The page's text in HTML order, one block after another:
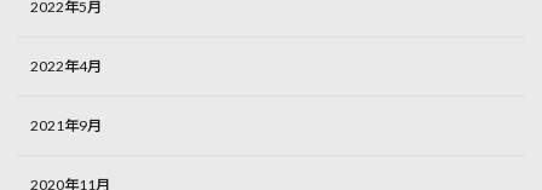
2022年5月
2022年4月
2021年9月
2020年11月